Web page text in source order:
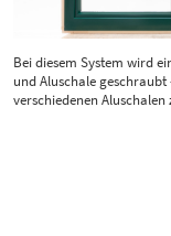
Bei diesem System wird
und Aluschale
verschiedenen Aluschalen